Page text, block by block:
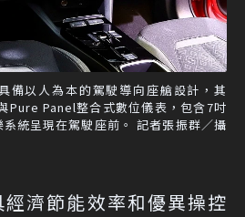
備以人為本的駕駛導向座艙設計，其
Pure Panel整合式數位儀表，包含7吋
統呈現在駕駛座前。 記者張振群／攝
濟節能效率和優異操控